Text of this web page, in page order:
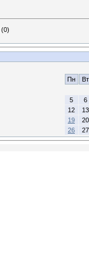
(0)
Пн Вт
5
6
12
13
19
20
26
27